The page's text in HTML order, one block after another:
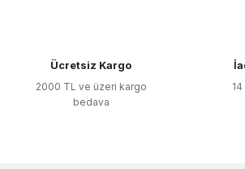
Ücretsiz Kargo
2000 TL ve üzeri kargo
bedava